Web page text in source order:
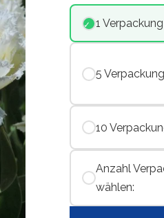
1 Verpackung
5
10
Anzahl
wählen: